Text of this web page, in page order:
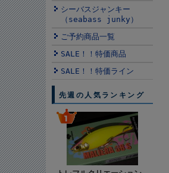
シーバスジャンキー
（seabass junky）
ご予約商品一覧
SALE！！特価商品
SALE！！特価ライン
先週の人気ランキング